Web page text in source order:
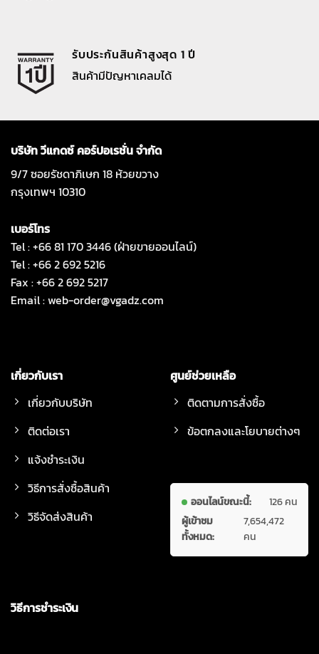
รับประกันสินค้าสูงสุด 1 ปี
สินค้ามีปัญหาเคลมได้
บริษัท วีแกดซ์ คอร์ปอเรชั่น จำกัด
9/7 ซอยรัชดาภิเษก 18 ห้วยขวาง
กรุงเทพฯ 10310
เบอร์โทร
Tel : +66 81 170 3446 (ฝ่ายขายออนไลน์)
Tel : +66 2 692 5216
Fax : +66 2 692 5217
Email :web-order@vgadz.com
เกี่ยวกับเรา
เกี่ยวกับบริษัท
ติดต่อเรา
แจ้งชำระเงิน
วิธีการสั่งซื้อสินค้า
วิธีจัดส่งสินค้า
ศูนย์ช่วยเหลือ
ติดตามการสั่งซื้อ
ข้อตกลงและโยบายต่างๆ
ออนไลน์ขณะนี้:
126 คน
ผู้เข้าชม
ทั้งหมด:
7,654,472
คน
วิธีการชำระเงิน